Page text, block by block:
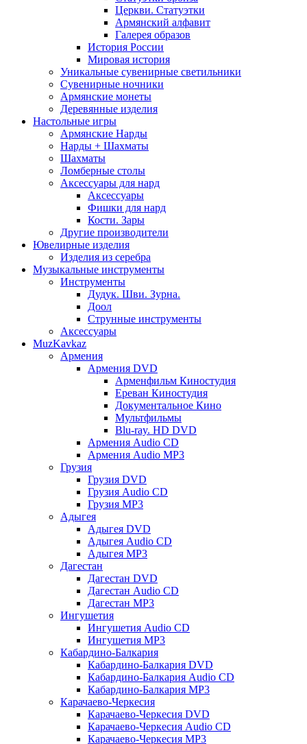
Церкви. Статуэтки
Армянский алфавит
Галерея образов
История России
Мировая история
Уникальные сувенирные светильники
Сувенирные ночники
Армянские монеты
Деревянные изделия
Настольные игры
Армянские Нарды
Нарды + Шахматы
Шахматы
Ломберные столы
Аксессуары для нард
Аксессуары
Фишки для нард
Кости. Зары
Другие производители
Ювелирные изделия
Изделия из серебра
Музыкальные инструменты
Инструменты
Дудук. Шви. Зурна.
Доол
Струнные инструменты
Аксессуары
MuzKavkaz
Армения
Армения DVD
Арменфильм Киностудия
Ереван Киностудия
Документальное Кино
Мультфильмы
Blu-ray. HD DVD
Армения Audio CD
Армения Audio MP3
Грузия
Грузия DVD
Грузия Audio CD
Грузия MP3
Адыгея
Адыгея DVD
Адыгея Audio CD
Адыгея MP3
Дагестан
Дагестан DVD
Дагестан Audio CD
Дагестан MP3
Ингушетия
Ингушетия Audio CD
Ингушетия MP3
Кабардино-Балкария
Кабардино-Балкария DVD
Кабардино-Балкария Audio CD
Кабардино-Балкария MP3
Карачаево-Черкесия
Карачаево-Черкесия DVD
Карачаево-Черкесия Audio CD
Карачаево-Черкесия MP3